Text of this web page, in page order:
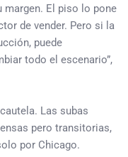
margen. El piso lo pone
de vender. Pero si la
puede
todo el escenario”,
Las subas
pero transitorias,
por Chicago.